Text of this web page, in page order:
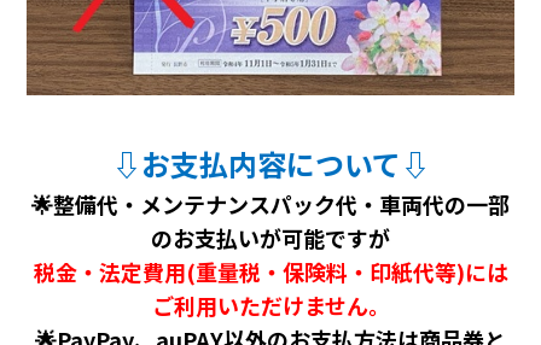
⇩お支払内容について⇩
🌟整備代・メンテナンスパック代・車両代の一部
のお支払いが可能ですが
税金・法定費用(重量税・保険料・印紙代等)には
ご利用いただけません。